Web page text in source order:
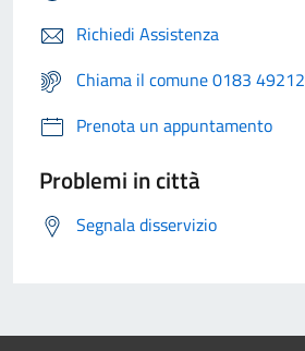
Richiedi Assistenza
Chiama il comune 0183 49212
Prenota un appuntamento
Problemi in città
Segnala disservizio